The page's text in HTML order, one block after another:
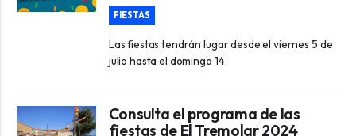
FIESTAS
Las fiestas tendrán lugar desde el viernes 5 de
julio hasta el domingo 14
Consulta el programa de las
fiestas de El Tremolar 2024